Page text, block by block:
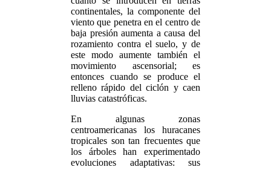
continentales, la componente del
viento que penetra en el centro de
baja presión aumenta a causa del
rozamiento contra el suelo, y de
este modo aumente también el
movimiento ascensorial; es
entonces cuando se produce el
relleno rápido del ciclón y caen
lluvias catastróficas.
En algunas zonas
centroamericanas los huracanes
tropicales son tan frecuentes que
los árboles han experimentado
evoluciones adaptativas: sus